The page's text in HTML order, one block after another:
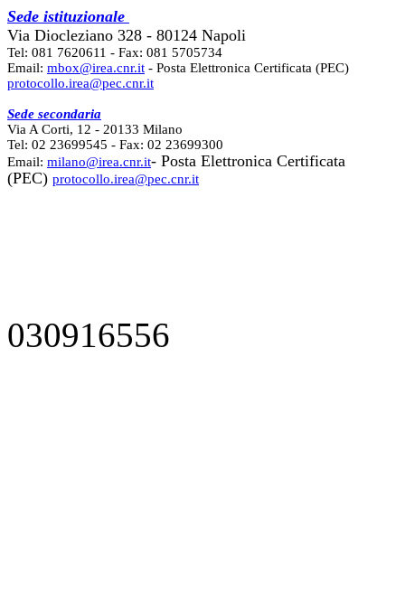
Sede istituzionale
Via Diocleziano 328 - 80124 Napoli
Tel: 081 7620611 - Fax: 081 5705734
Email: mbox@irea.cnr.it - Posta Elettronica Certificata (PEC)
protocollo.irea@pec.cnr.it
Sede secondaria
Via A Corti, 12 - 20133 Milano
Tel: 02 23699545 - Fax: 02 23699300
Email: milano@irea.cnr.it- Posta Elettronica Certificata
(PEC) protocollo.irea@pec.cnr.it
030916556